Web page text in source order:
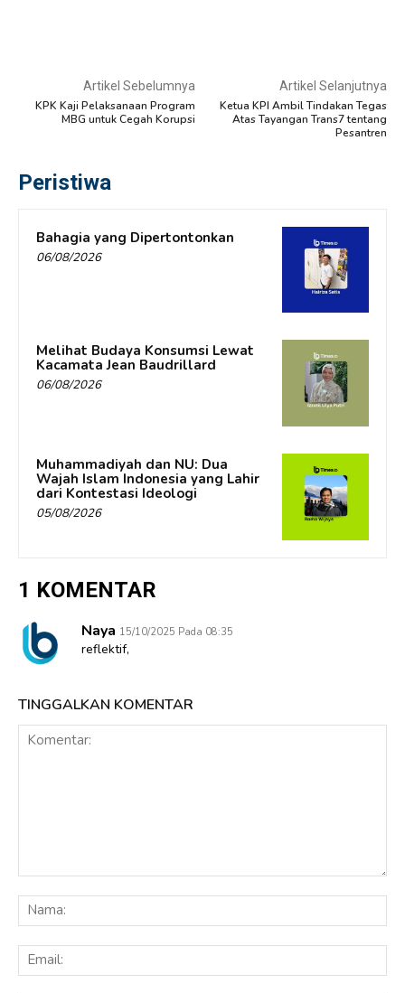
Artikel Sebelumnya
KPK Kaji Pelaksanaan Program
MBG untuk Cegah Korupsi
Artikel Selanjutnya
Ketua KPI Ambil Tindakan Tegas
Atas Tayangan Trans7 tentang
Pesantren
Peristiwa
Bahagia yang Dipertontonkan
06/08/2026
Melihat Budaya Konsumsi Lewat
Kacamata Jean Baudrillard
06/08/2026
Muhammadiyah dan NU: Dua
Wajah Islam Indonesia yang Lahir
dari Kontestasi Ideologi
05/08/2026
1 KOMENTAR
Naya 15/10/2025 Pada 08:35
reflektif,
TINGGALKAN KOMENTAR